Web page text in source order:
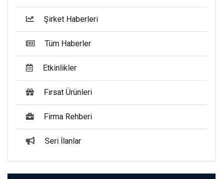
Şirket Haberleri
Tüm Haberler
Etkinlikler
Fırsat Ürünleri
Firma Rehberi
Seri İlanlar